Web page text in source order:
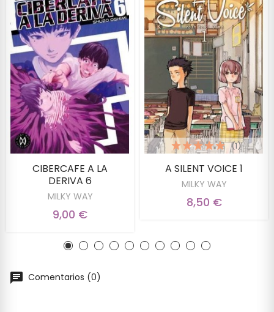
CIBERCAFE A LA
DERIVA 6
MILKY WAY
9,00 €
A SILENT VOICE 1
MILKY WAY
(1)
8,50 €
Comentarios (0)